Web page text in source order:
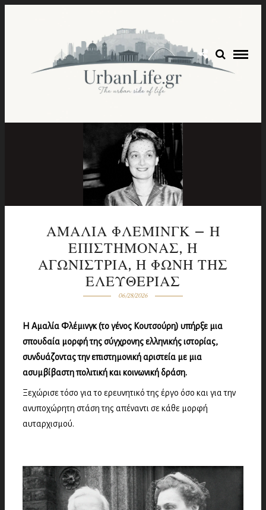
ΑΜΑΛΙΑ ΦΛΕΜΙΝΓΚ – Η
ΕΠΙΣΤΗΜΟΝΑΣ, Η
ΑΓΩΝΙΣΤΡΙΑ, Η ΦΩΝΗ ΤΗΣ
ΕΛΕΥΘΕΡΙΑΣ
06/28/2026
Η Αμαλία Φλέμινγκ (το γένος Κουτσούρη) υπήρξε μια
σπουδαία μορφή της σύγχρονης ελληνικής ιστορίας,
συνδυάζοντας την επιστημονική αριστεία με μια
ασυμβίβαστη πολιτική και κοινωνική δράση.
Ξεχώρισε τόσο για το ερευνητικό της έργο όσο και για την
ανυποχώρητη στάση της απέναντι σε κάθε μορφή
αυταρχισμού.